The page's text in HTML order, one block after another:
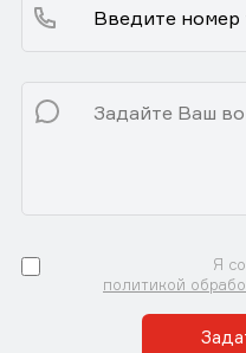
Я
политикой